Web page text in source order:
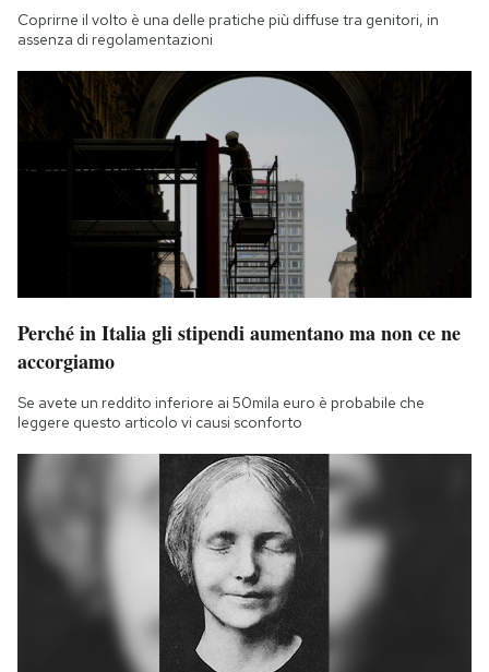
Coprirne il volto è una delle pratiche più diffuse tra genitori, in
assenza di regolamentazioni
Perché in Italia gli stipendi aumentano ma non ce ne
accorgiamo
Se avete un reddito inferiore ai 50mila euro è probabile che
leggere questo articolo vi causi sconforto